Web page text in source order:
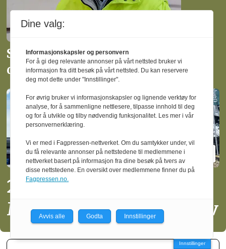
Slutter som administrerende
direktør i Moelven Limtre
20 operatører må gå fra
Moelven Limtre i Moelv
Innstillinger
Dine valg:
Informasjonskapsler og personvern
For å gi deg relevante annonser på vårt nettsted bruker vi
informasjon fra ditt besøk på vårt nettsted. Du kan reservere
deg mot dette under "Innstillinger".
For øvrig bruker vi informasjonskapsler og lignende verktøy for
analyse, for å sammenligne nettlesere, tilpasse innhold til deg
og for å utvikle og tilby nødvendig funksjonalitet. Les mer i vår
personvernerklæring.
Vi er med i Fagpressen-nettverket. Om du samtykker under, vil
du få relevante annonser på nettstedene til medlemmene i
nettverket basert på informasjon fra dine besøk på tvers av
disse nettstedene. En oversikt over medlemmene finner du på
Fagpressen.no.
Avvis alle Godta Innstillinger